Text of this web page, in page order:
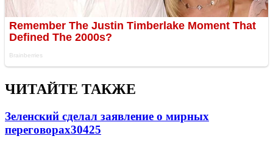
ЧИТАЙТЕ ТАКЖЕ
Зеленский сделал заявление о мирных
переговорах30425